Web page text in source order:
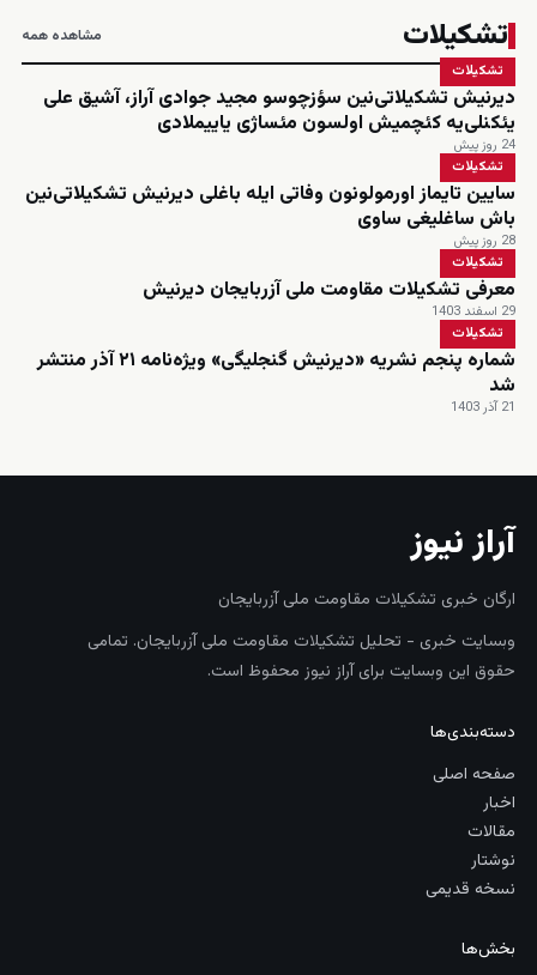
تشکیلات مشاهده همه
تشکیلات
دیرنیش تشکیلاتی‌نین سؤزچوسو مجید جوادی آراز، آشیق علی
یئکنلی‌یه کئچمیش اولسون مئساژی یاییملادی
24 روز پیش
تشکیلات
سایین تایماز اورمولونون وفاتی ایله باغلی دیرنیش تشکیلاتی‌نین
باش ساغلیغی ساوی
28 روز پیش
تشکیلات
معرفی تشکیلات مقاومت ملی آزربایجان دیرنیش
29 اسفند 1403
تشکیلات
شماره پنجم نشریه «دیرنیش گنجلیگی» ویژه‌نامه ۲۱ آذر منتشر
شد
21 آذر 1403
آراز نیوز
ارگان خبری تشکیلات مقاومت ملی آزربایجان
وبسایت خبری - تحلیل تشکیلات مقاومت ملی آزربایجان. تمامی
حقوق این وبسایت برای آراز نیوز محفوظ است.
دسته‌بندی‌ها
صفحه اصلی
اخبار
مقالات
نوشتار
نسخه قدیمی
بخش‌ها